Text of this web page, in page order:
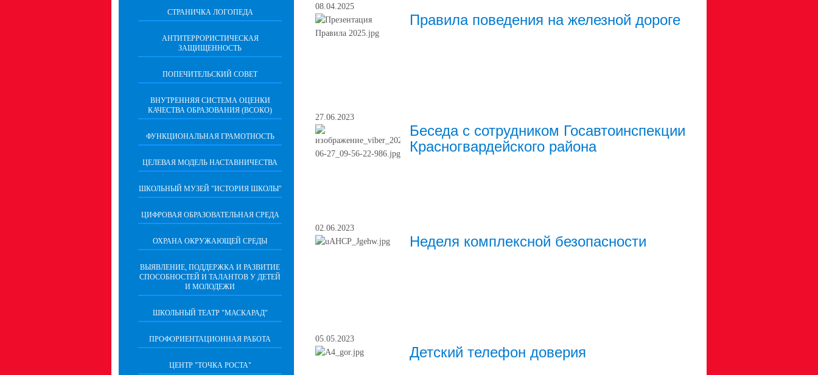
08.04.2025
Правила поведения на железной дороге
27.06.2023
Беседа с сотрудником Госавтоинспекции
Красногвардейского района
02.06.2023
Неделя комплексной безопасности
05.05.2023
Детский телефон доверия
СТРАНИЧКА ЛОГОПЕДА
АНТИТЕРРОРИСТИЧЕСКАЯ
ЗАЩИЩЕННОСТЬ
ПОПЕЧИТЕЛЬСКИЙ СОВЕТ
ВНУТРЕННЯЯ СИСТЕМА ОЦЕНКИ
КАЧЕСТВА ОБРАЗОВАНИЯ (ВСОКО)
ФУНКЦИОНАЛЬНАЯ ГРАМОТНОСТЬ
ЦЕЛЕВАЯ МОДЕЛЬ НАСТАВНИЧЕСТВА
ШКОЛЬНЫЙ МУЗЕЙ "ИСТОРИЯ ШКОЛЫ"
ЦИФРОВАЯ ОБРАЗОВАТЕЛЬНАЯ СРЕДА
ОХРАНА ОКРУЖАЮЩЕЙ СРЕДЫ
ВЫЯВЛЕНИЕ, ПОДДЕРЖКА И РАЗВИТИЕ
СПОСОБНОСТЕЙ И ТАЛАНТОВ У ДЕТЕЙ
И МОЛОДЕЖИ
ШКОЛЬНЫЙ ТЕАТР "МАСКАРАД"
ПРОФОРИЕНТАЦИОННАЯ РАБОТА
ЦЕНТР "ТОЧКА РОСТА"